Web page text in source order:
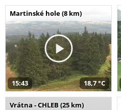
Martinské hole (8 km)
15:43 18,7 °C
Vrátna - CHLEB (25 km)